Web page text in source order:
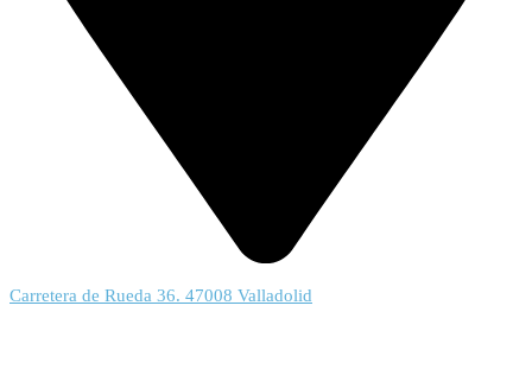
Carretera de Rueda 36. 47008 Valladolid